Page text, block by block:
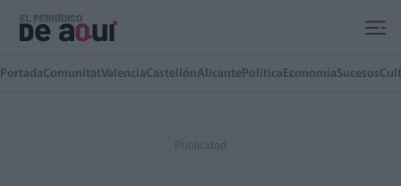
PortadaComunitatValenciaCastellónAlicante Política EconomíaSucesos